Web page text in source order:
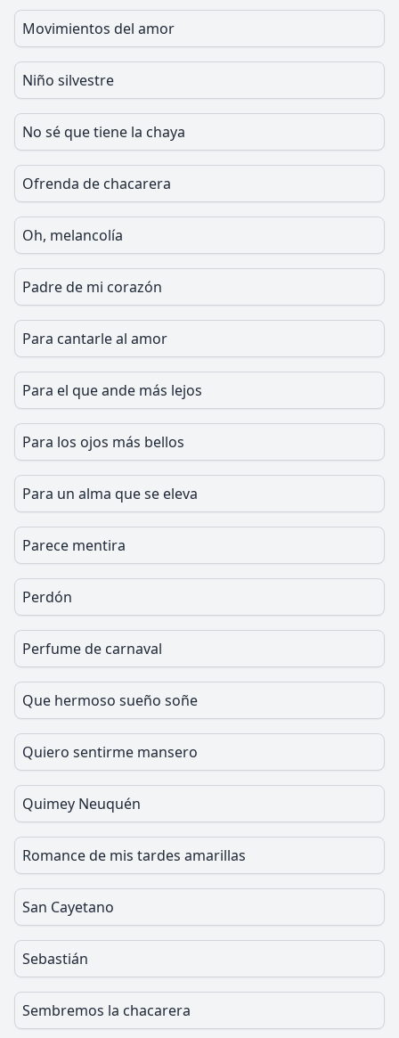
Movimientos del amor
Niño silvestre
No sé que tiene la chaya
Ofrenda de chacarera
Oh, melancolía
Padre de mi corazón
Para cantarle al amor
Para el que ande más lejos
Para los ojos más bellos
Para un alma que se eleva
Parece mentira
Perdón
Perfume de carnaval
Que hermoso sueño soñe
Quiero sentirme mansero
Quimey Neuquén
Romance de mis tardes amarillas
San Cayetano
Sebastián
Sembremos la chacarera